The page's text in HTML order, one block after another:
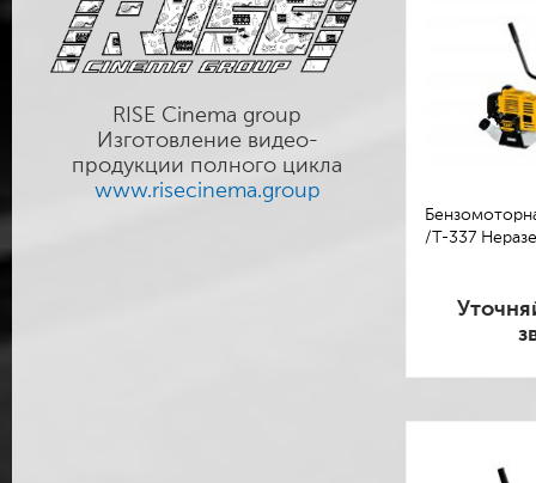
RISE Cinema group
Изготовление видео-
продукции полного цикла
www.risecinema.group
/T-337